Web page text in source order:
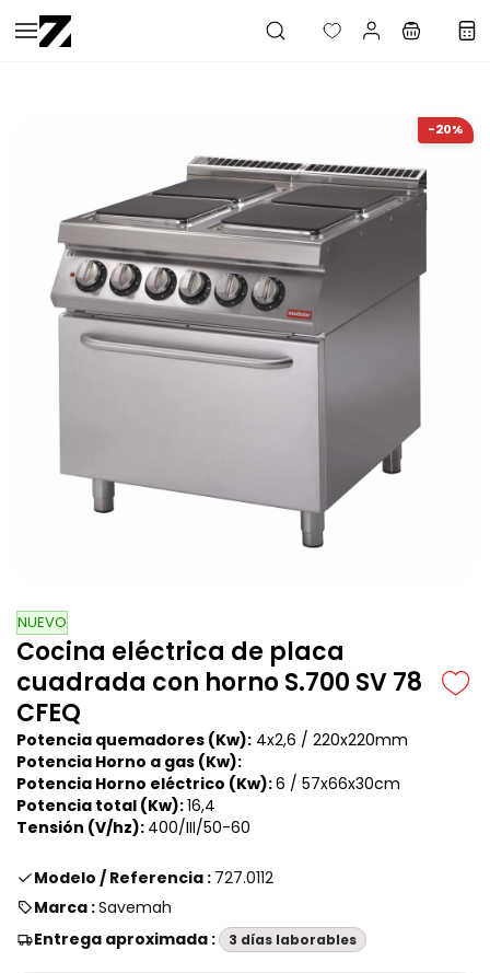
Saltar al
contenido
-20%
NUEVO
Cocina eléctrica de placa
cuadrada con horno S.700 SV 78
CFEQ
Potencia quemadores (Kw): 4x2,6 / 220x220mm
Potencia Horno a gas (Kw):
Potencia Horno eléctrico (Kw):6 / 57x66x30cm
Potencia total (Kw):16,4
Tensión (V/hz): 400/III/50-60
Modelo / Referencia : 727.0112
Marca :Savemah
Entrega aproximada :
3 días laborables